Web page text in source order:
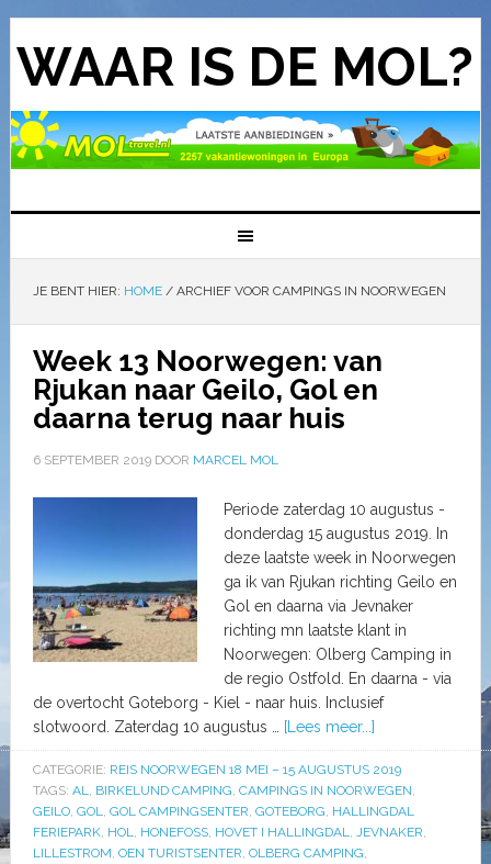
WAAR IS DE MOL?
JE BENT HIER: HOME /ARCHIEF VOOR CAMPINGS IN NOORWEGEN
Week 13 Noorwegen: van
Rjukan naar Geilo, Gol en
daarna terug naar huis
6 SEPTEMBER 2019DOOR MARCEL MOL
Periode zaterdag 10 augustus -
donderdag 15 augustus 2019. In
deze laatste week in Noorwegen
ga ik van Rjukan richting Geilo en
Gol en daarna via Jevnaker
richting mn laatste klant in
Noorwegen: Olberg Camping in
de regio Ostfold. En daarna - via
de overtocht Goteborg - Kiel - naar huis. Inclusief
slotwoord. Zaterdag 10 augustus …
[Lees meer...]
CATEGORIE: REIS NOORWEGEN 18 MEI – 15 AUGUSTUS 2019
TAGS: AL, BIRKELUND CAMPING, CAMPINGS IN NOORWEGEN,
GEILO, GOL, GOL CAMPINGSENTER, GOTEBORG, HALLINGDAL
FERIEPARK, HOL, HONEFOSS, HOVET I HALLINGDAL, JEVNAKER,
LILLESTROM, OEN TURISTSENTER, OLBERG CAMPING,